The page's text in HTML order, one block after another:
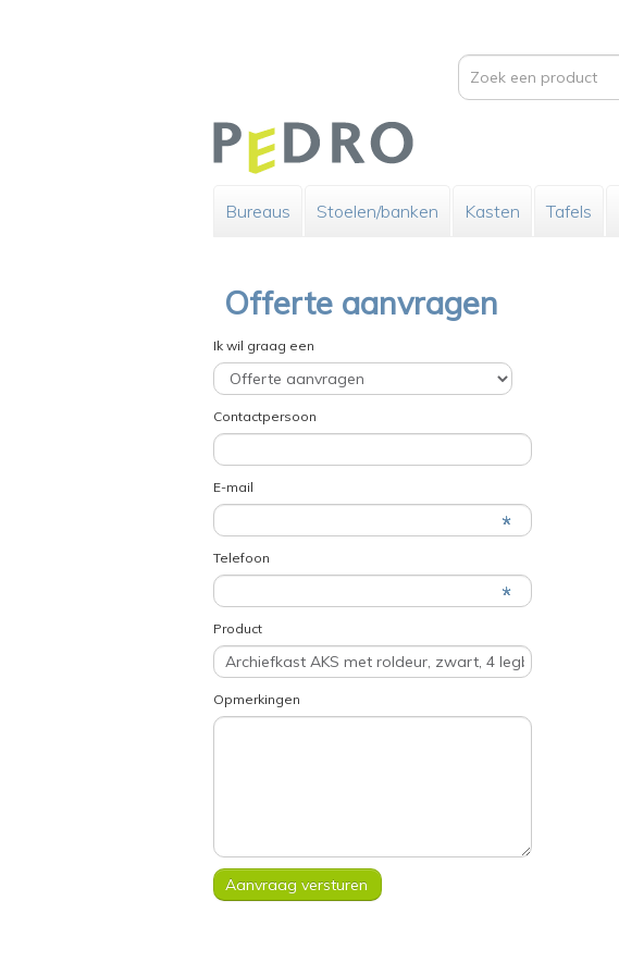
Bureaus Stoelen/banken Kasten Tafels
Offerte aanvragen
Ik wil graag een
Contactpersoon
E-mail
Telefoon
Product
Opmerkingen